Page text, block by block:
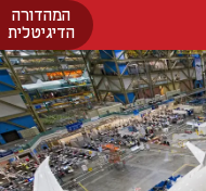
המהדורה
הדיגיטלית